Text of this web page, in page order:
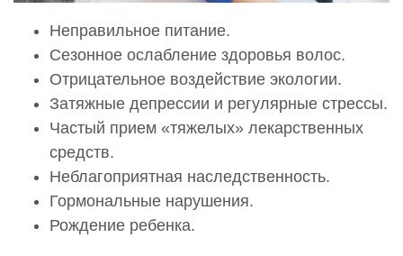
Неправильное питание.
Сезонное ослабление здоровья волос.
Отрицательное воздействие экологии.
Затяжные депрессии и регулярные стрессы.
Частый прием «тяжелых» лекарственных
средств.
Неблагоприятная наследственность.
Гормональные нарушения.
Рождение ребенка.